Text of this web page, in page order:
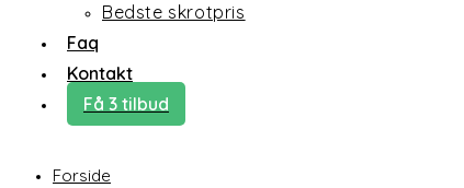
Bedste skrotpris
Faq
Kontakt
Få 3 tilbud
Forside